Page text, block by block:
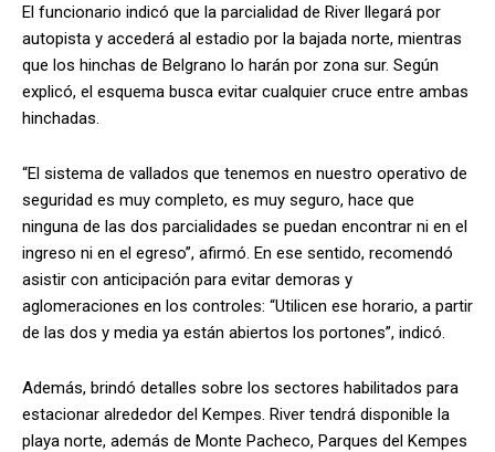
El funcionario indicó que la parcialidad de River llegará por
autopista y accederá al estadio por la bajada norte, mientras
que los hinchas de Belgrano lo harán por zona sur. Según
explicó, el esquema busca evitar cualquier cruce entre ambas
hinchadas.
“El sistema de vallados que tenemos en nuestro operativo de
seguridad es muy completo, es muy seguro, hace que
ninguna de las dos parcialidades se puedan encontrar ni en el
ingreso ni en el egreso”, afirmó. En ese sentido, recomendó
asistir con anticipación para evitar demoras y
aglomeraciones en los controles: “Utilicen ese horario, a partir
de las dos y media ya están abiertos los portones”, indicó.
Además, brindó detalles sobre los sectores habilitados para
estacionar alrededor del Kempes. River tendrá disponible la
playa norte, además de Monte Pacheco, Parques del Kempes